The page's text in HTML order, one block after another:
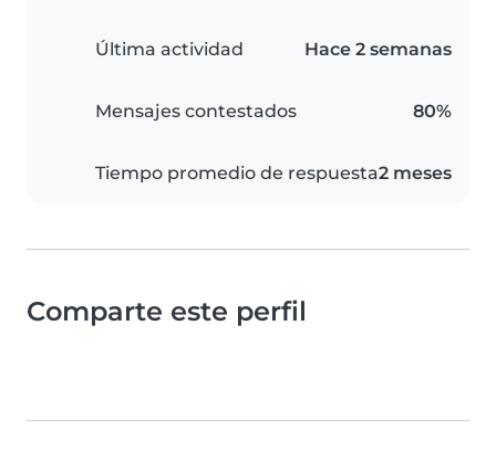
Última actividad Hace 2 semanas
Mensajes contestados 80%
Tiempo promedio de respuesta2 meses
Comparte este perfil